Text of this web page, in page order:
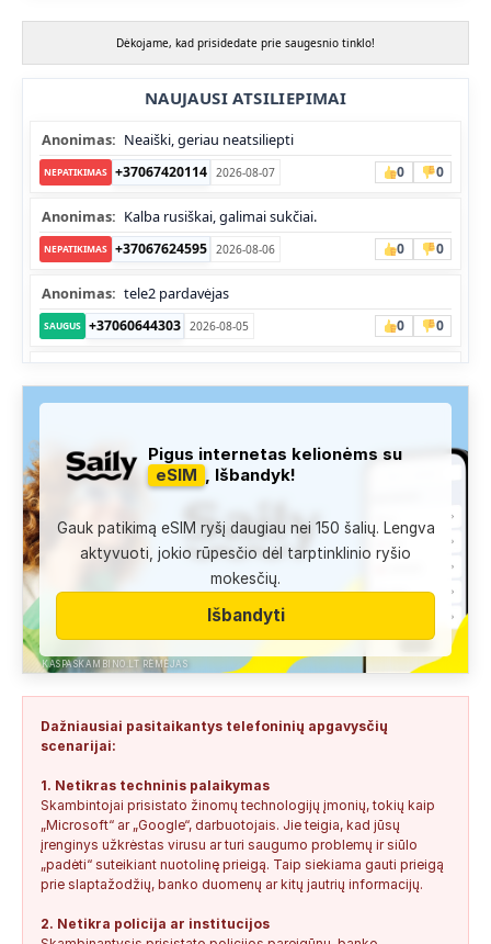
Dėkojame, kad prisidedate prie saugesnio tinklo!
NAUJAUSI ATSILIEPIMAI
Anonimas: Neaiški, geriau neatsiliepti
NEPATIKIMAS +37067420114 2026-08-07 0 0
Anonimas: Kalba rusiškai, galimai sukčiai.
NEPATIKIMAS +37067624595 2026-08-06 0 0
Anonimas: tele2 pardavėjas
SAUGUS +37060644303 2026-08-05 0 0
NEPATIKIMAS +37052041945 2026-08-05 0 0
Administracija: Užfiksuota, kad apie šį numerį buvo rašoma
daug teigiamų komentarų...
Anonimas:
Labai gera pagalbininke, konsultavausi ne karta
del teises mokslu
SAUGUS +37060763626 2026-08-04 2
Anonimas: Paskambino kažkokia [vardas paslėptas] ir siūlo
susipažint. Skamba kaip dirbtinio...
Jonas: Vivus.lt
Anonimas: Gauta SMS žinutė: " Moters neturi?
NEPATIKIMAS +37060388940 2026-08-02 0
Keista: Sukčių stacionaraus telefono numeris tiesiog Vilniaus
+37052041945 2026-08-01
KASPASKAMBINO.LT RĖMĖJAS
Pigus internetas kelionėms su
eSIM , Išbandyk!
Gauk patikimą eSIM ryšį daugiau nei 150 šalių. Lengva
aktyvuoti, jokio rūpesčio dėl tarptinklinio ryšio
mokesčių.
Išbandyti
Dažniausiai pasitaikantys telefoninių apgavysčių
scenarijai:
1. Netikras techninis palaikymas
Skambintojai prisistato žinomų technologijų įmonių, tokių kaip
„Microsoft“ ar „Google“, darbuotojais. Jie teigia, kad jūsų
įrenginys užkrėstas virusu ar turi saugumo problemų ir siūlo
„padėti“ suteikiant nuotolinę prieigą. Taip siekiama gauti prieigą
prie slaptažodžių, banko duomenų ar kitų jautrių informacijų.
2. Netikra policija ar institucijos